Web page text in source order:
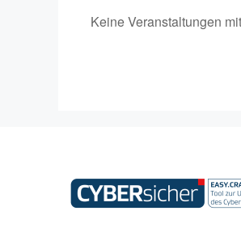
Keine Veranstaltungen